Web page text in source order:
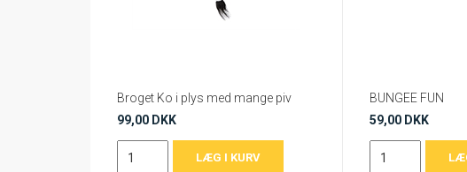
Broget Ko i plys med mange piv
99,00 DKK
BUNGEE FUN
59,00 DKK